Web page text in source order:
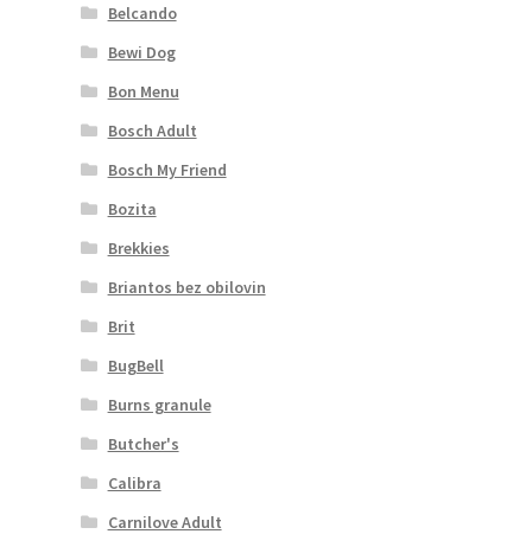
Belcando
Bewi Dog
Bon Menu
Bosch Adult
Bosch My Friend
Bozita
Brekkies
Briantos bez obilovin
Brit
BugBell
Burns granule
Butcher's
Calibra
Carnilove Adult